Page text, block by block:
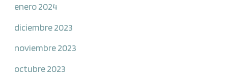
enero 2024
diciembre 2023
noviembre 2023
octubre 2023